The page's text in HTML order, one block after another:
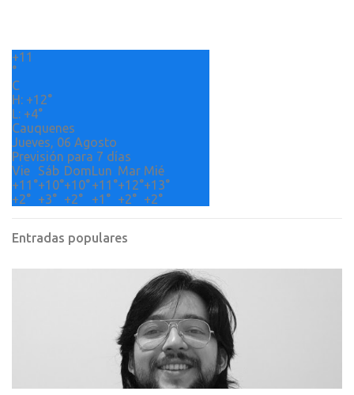
s
+11
°
C
H: +12°
L: +4°
Cauquenes
Jueves, 06 Agosto
Previsión para 7 días
Vie
Sáb DomLun Mar Mié
+11°+10°+10°+11°+12°+13°
+2° +3° +2° +1° +2° +2°
Entradas populares